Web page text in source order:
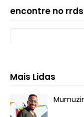
encontre no
Mais Lidas